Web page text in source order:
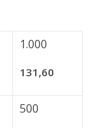
1.000
131,60
500